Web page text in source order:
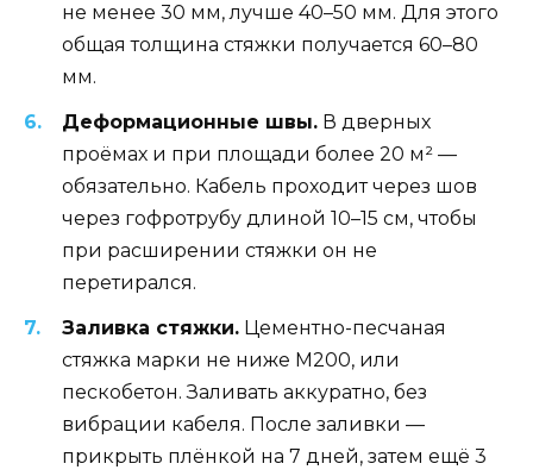
не менее 30 мм, лучше 40–50 мм. Для этого
общая толщина стяжки получается 60–80
мм.
Деформационные швы. В дверных
проёмах и при площади более 20 м² —
обязательно. Кабель проходит через шов
через гофротрубу длиной 10–15 см, чтобы
при расширении стяжки он не
перетирался.
Заливка стяжки. Цементно-песчаная
стяжка марки не ниже М200, или
пескобетон. Заливать аккуратно, без
вибрации кабеля. После заливки —
прикрыть плёнкой на 7 дней, затем ещё 3